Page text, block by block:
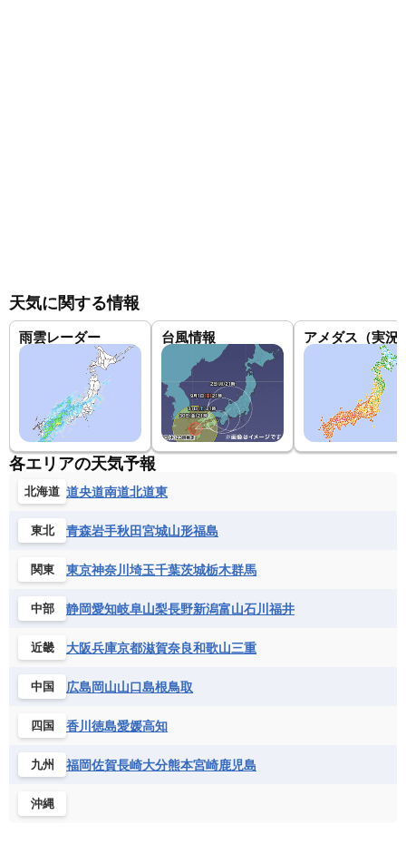
天気に関する情報
雨雲レーダー 台風情報 アメダス（実況
各エリアの天気予報
北海道 道央道南道北道東
東北 青森岩手秋田宮城山形福島
関東 東京神奈川 埼玉千葉茨城栃木群馬
中部 静岡愛知岐阜山梨長野新潟富山石川 福井
近畿 大阪兵庫京都滋賀奈良和歌山三重
中国 広島岡山山口島根鳥取
四国 香川 徳島愛媛高知
九州 福岡佐賀長崎大分熊本宮崎鹿児島
沖縄